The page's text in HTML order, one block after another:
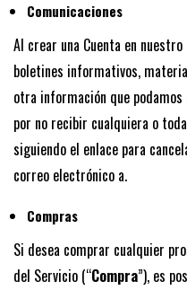
Comunicaciones
Al crear una Cuenta en
boletines informativos,
otra información que
por no recibir cualquiera o
siguiendo el enlace para
correo electrónico a.
Compras
Si desea comprar cualquier
del Servicio (“Compra”), es